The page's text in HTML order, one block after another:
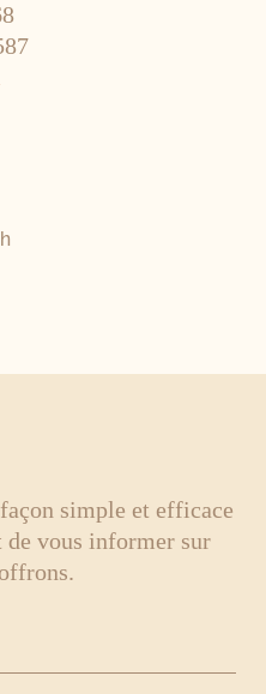
simple et efficace
de vous informer sur